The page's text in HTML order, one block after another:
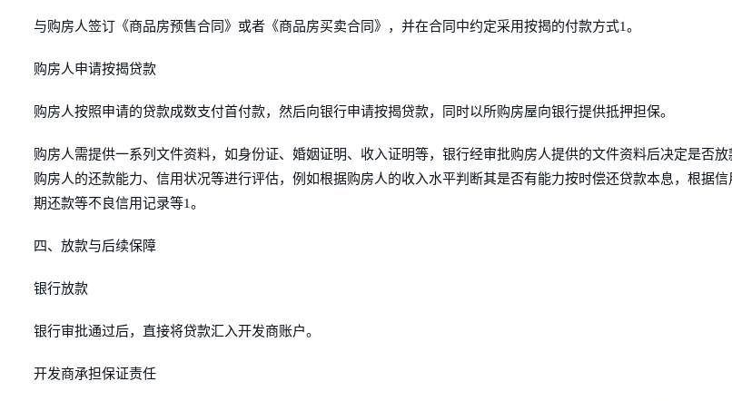
与购房人签订《商品房预售合同》或者《商品房买卖合同》，并在合同中约定采用按揭的付款方式1。
购房人申请按揭贷款
购房人按照申请的贷款成数支付首付款，然后向银行申请按揭贷款，同时以所购房屋向银行提供抵押担保。
购房人需提供一系列文件资料，如身份证、婚姻证明、收入证明等，银行经审批购房人提供的文件资料后决定是否
购房人的还款能力、信用状况等进行评估，例如根据购房人的收入水平判断其是否有能力按时偿还贷款本息，根据
期还款等不良信用记录等1。
四、放款与后续保障
银行放款
银行审批通过后，直接将贷款汇入开发商账户。
开发商承担保证责任